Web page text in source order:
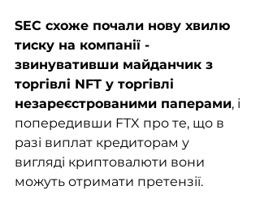
SEC схоже почали нову хвилю
тиску на компанії -
звинувативши майданчик з
торгівлі NFT у торгівлі
незареєстрованими паперами, і
попередивши FTX про те, що в
разі виплат кредиторам у
вигляді криптовалюти вони
можуть отримати претензії.